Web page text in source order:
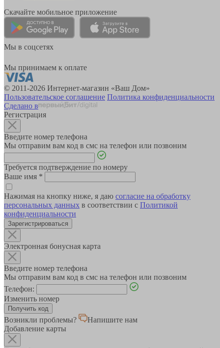
Скачайте мобильное приложение
Мы в соцсетях
Мы принимаем к оплате
© 2011-2026 Интернет-магазин «Ваш Дом»
Пользовательское соглашение Политика конфиденциальности
Сделано в
Регистрация
Введите номер телефона
Мы отправим вам код в смс на телефон или позвоним
Требуется подтверждение по номеру
Ваше имя *
Нажимая на кнопку ниже, я даю согласие на обработку
персональных данных в соответствии с Политикой
конфиденциальности
Зарегистрироваться
Электронная бонусная карта
Введите номер телефона
Мы отправим вам код в смс на телефон или позвоним
Телефон:
Изменить номер
Возникли проблемы?
Напишите нам
Добавление карты